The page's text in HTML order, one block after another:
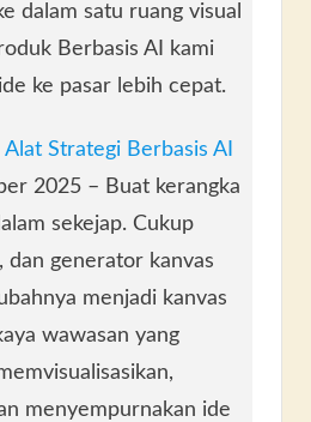
dalam satu ruang visual
Berbasis AI kami
ke pasar lebih cepat.
Strategi Berbasis AI
2025 – Buat kerangka
sekejap. Cukup
dan generator kanvas
menjadi kanvas
wawasan yang
menyempurnakan ide